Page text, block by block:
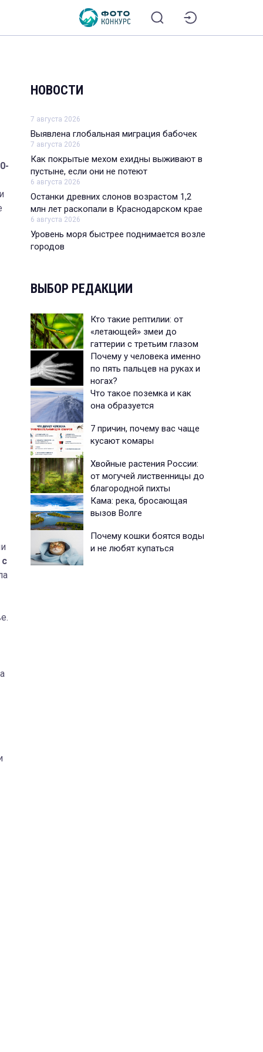
НОВОСТИ
7 августа 2026
Выявлена глобальная миграция бабочек
7 августа 2026
Как покрытые мехом ехидны выживают в
пустыне, если они не потеют
6 августа 2026
Останки древних слонов возрастом 1,2
млн лет раскопали в Краснодарском крае
6 августа 2026
Уровень моря быстрее поднимается возле
городов
ВЫБОР РЕДАКЦИИ
Кто такие рептилии: от
«летающей» змеи до
гаттерии с третьим глазом
Почему у человека именно
по пять пальцев на руках и
ногах?
Что такое поземка и как
она образуется
7 причин, почему вас чаще
кусают комары
Хвойные растения России:
от могучей лиственницы до
благородной пихты
Кама: река, бросающая
вызов Волге
Почему кошки боятся воды
и не любят купаться